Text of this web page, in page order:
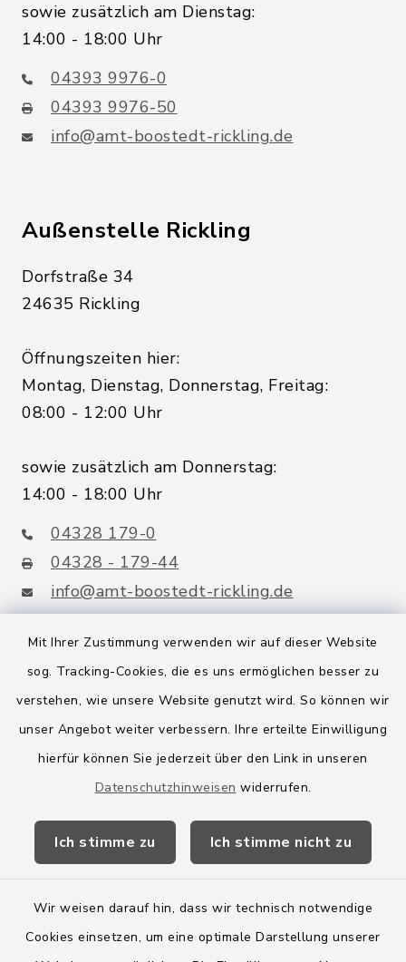
Mit Ihrer Zustimmung verwenden wir auf dieser Website
sog. Tracking-Cookies, die es uns ermöglichen besser zu
verstehen, wie unsere Website genutzt wird. So können wir
unser Angebot weiter verbessern. Ihre erteilte Einwilligung
hierfür können Sie jederzeit über den Link in unseren
Datenschutzhinweisen widerrufen.
Ich stimme zu Ich stimme nicht zu
Wir weisen darauf hin, dass wir technisch notwendige
Cookies einsetzen, um eine optimale Darstellung unserer
sowie zusätzlich am Dienstag:
14:00 - 18:00 Uhr
04393 9976-0
04393 9976-50
info@amt-boostedt-rickling.de
Außenstelle Rickling
Dorfstraße 34
24635 Rickling
Öffnungszeiten hier:
Montag, Dienstag, Donnerstag, Freitag:
08:00 - 12:00 Uhr
sowie zusätzlich am Donnerstag:
14:00 - 18:00 Uhr
04328 179-0
04328 - 179-44
info@amt-boostedt-rickling.de
Quicklinks
Amt Boostedt-Rickling
Amtsbroschüre
Wege-Zweckverband